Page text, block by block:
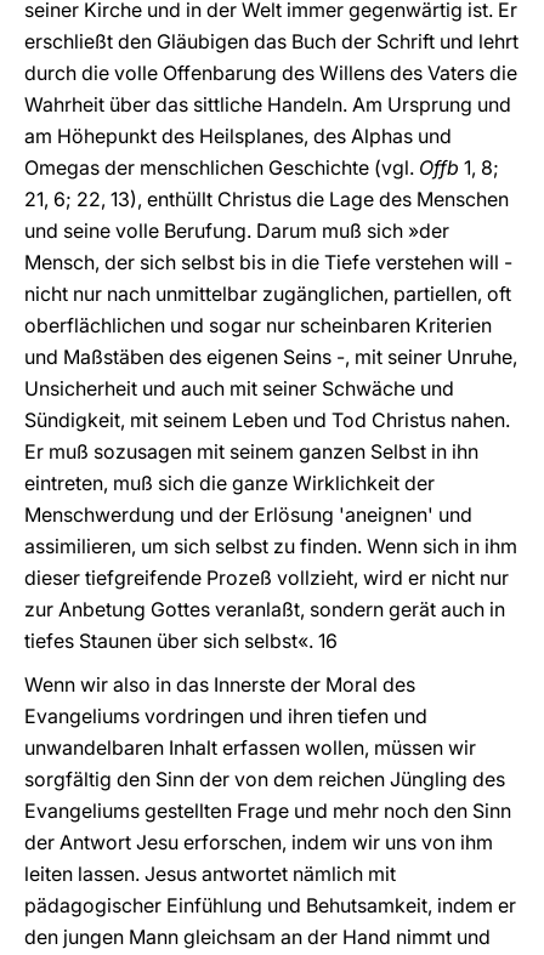
seiner Kirche und in der Welt immer gegenwärtig ist. Er
erschließt den Gläubigen das Buch der Schrift und lehrt
durch die volle Offenbarung des Willens des Vaters die
Wahrheit über das sittliche Handeln. Am Ursprung und
am Höhepunkt des Heilsplanes, des Alphas und
Omegas der menschlichen Geschichte (vgl. Offb 1, 8;
21, 6; 22, 13), enthüllt Christus die Lage des Menschen
und seine volle Berufung. Darum muß sich »der
Mensch, der sich selbst bis in die Tiefe verstehen will -
nicht nur nach unmittelbar zugänglichen, partiellen, oft
oberflächlichen und sogar nur scheinbaren Kriterien
und Maßstäben des eigenen Seins -, mit seiner Unruhe,
Unsicherheit und auch mit seiner Schwäche und
Sündigkeit, mit seinem Leben und Tod Christus nahen.
Er muß sozusagen mit seinem ganzen Selbst in ihn
eintreten, muß sich die ganze Wirklichkeit der
Menschwerdung und der Erlösung 'aneignen' und
assimilieren, um sich selbst zu finden. Wenn sich in ihm
dieser tiefgreifende Prozeß vollzieht, wird er nicht nur
zur Anbetung Gottes veranlaßt, sondern gerät auch in
tiefes Staunen über sich selbst«. 16
Wenn wir also in das Innerste der Moral des
Evangeliums vordringen und ihren tiefen und
unwandelbaren Inhalt erfassen wollen, müssen wir
sorgfältig den Sinn der von dem reichen Jüngling des
Evangeliums gestellten Frage und mehr noch den Sinn
der Antwort Jesu erforschen, indem wir uns von ihm
leiten lassen. Jesus antwortet nämlich mit
pädagogischer Einfühlung und Behutsamkeit, indem er
den jungen Mann gleichsam an der Hand nimmt und